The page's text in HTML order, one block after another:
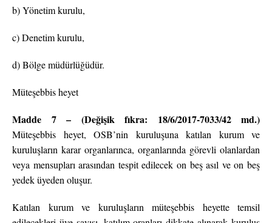
b) Yönetim kurulu,
c) Denetim kurulu,
d) Bölge müdürlüğüdür.
Müteşebbis heyet
Madde 7 – (Değişik fıkra: 18/6/2017-7033/42 md.)
Müteşebbis heyet, OSB’nin kuruluşuna katılan kurum ve
kuruluşların karar organlarınca, organlarında görevli olanlardan
veya mensupları arasından tespit edilecek on beş asıl ve on beş
yedek üyeden oluşur.
Katılan kurum ve kuruluşların müteşebbis heyette temsil